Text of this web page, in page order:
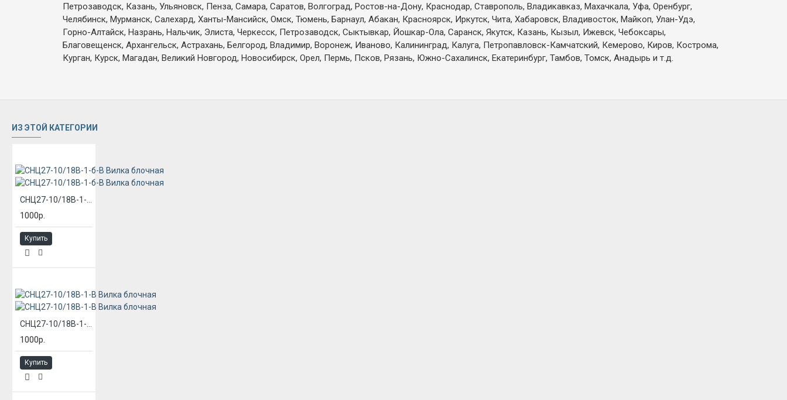
Петрозаводск, Казань, Ульяновск, Пенза, Самара, Саратов, Волгоград, Ростов-на-Дону, Краснодар, Ставрополь, Владикавказ, Махачкала, Уфа, Оренбург,
Челябинск, Мурманск, Салехард, Ханты-Мансийск, Омск, Тюмень, Барнаул, Абакан, Красноярск, Иркутск, Чита, Хабаровск, Владивосток, Майкоп, Улан-Удэ,
Горно-Алтайск, Назрань, Нальчик, Элиста, Черкесск, Петрозаводск, Сыктывкар, Йошкар-Ола, Саранск, Якутск, Казань, Кызыл, Ижевск, Чебоксары,
Благовещенск, Архангельск, Астрахань, Белгород, Владимир, Воронеж, Иваново, Калининград, Калуга, Петропавловск-Камчатский, Кемерово, Киров, Кострома,
Курган, Курск, Магадан, Великий Новгород, Новосибирск, Орел, Пермь, Псков, Рязань, Южно-Сахалинск, Екатеринбург, Тамбов, Томск, Анадырь и т.д.
ИЗ ЭТОЙ КАТЕГОРИИ
1000р.
Купить
1000р.
Купить